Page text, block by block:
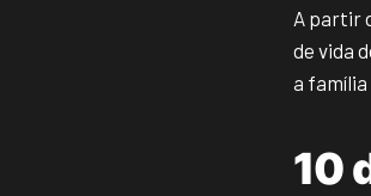
A partir
de vida
a família
10